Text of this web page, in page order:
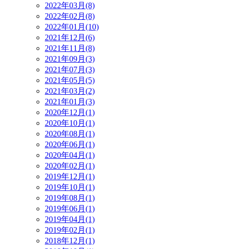
2022年03月(8)
2022年02月(8)
2022年01月(10)
2021年12月(6)
2021年11月(8)
2021年09月(3)
2021年07月(3)
2021年05月(5)
2021年03月(2)
2021年01月(3)
2020年12月(1)
2020年10月(1)
2020年08月(1)
2020年06月(1)
2020年04月(1)
2020年02月(1)
2019年12月(1)
2019年10月(1)
2019年08月(1)
2019年06月(1)
2019年04月(1)
2019年02月(1)
2018年12月(1)